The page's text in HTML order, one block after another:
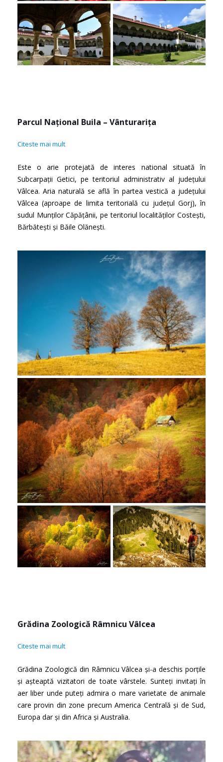
Parcul Național Buila – Vânturarița
Citeste mai mult
Este o arie protejată de interes national situată în
Subcarpații Getici, pe teritoriul administrativ al județului
Vâlcea. Aria naturală se află în partea vestică a județului
Vâlcea (aproape de limita teritorială cu județul Gorj), în
sudul Munților Căpățânii, pe teritoriul localităților Costești,
Bărbătești și Băile Olănești.
Grădina Zoologică Râmnicu Vâlcea
Citeste mai mult
Grădina Zoologică din Râmnicu Vâlcea și-a deschis porțile
și așteaptă vizitatori de toate vârstele. Sunteți invitați în
aer liber unde puteți admira o mare varietate de animale
care provin din zone precum America Centrală și de Sud,
Europa dar și din Africa și Australia.